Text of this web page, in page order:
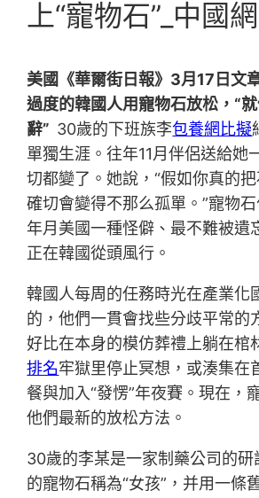
上“寵物石”_中國網
美國《華爾街日報》3月17日文
過度的韓國人用寵物石放松，“
辭” 30歲的下班族李包養網比擬
單獨生涯。往年11月伴侶送給她
切都變了。她說，“假如你真的把
確切會變得不那么孤單。”寵物
年月美國一種怪僻、最不難被遺
正在韓國從頭風行。
韓國人每周的任務時光在產業化
的，他們一貫會找些分歧平常的
好比在本身的模仿葬禮上躺在棺
排名牢獄里停止冥想，或湊集在
餐與加入“發愣”年夜賽。現在，
他們最新的放松方法。
30歲的李某是一家制藥公司的研
的寵物石稱為“女孩”，并用一條